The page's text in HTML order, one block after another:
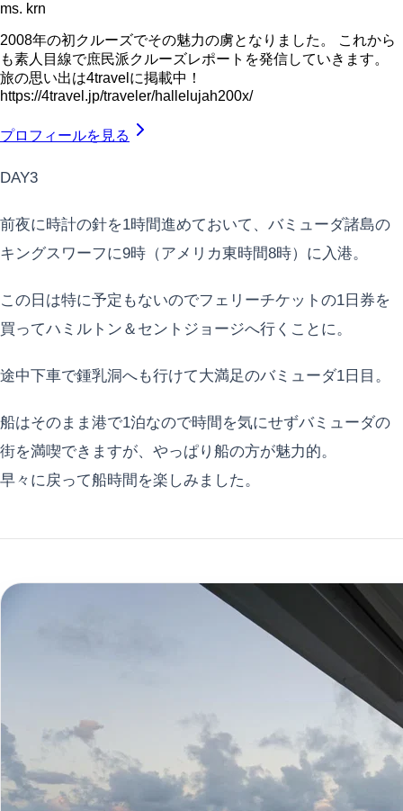
ms. krn
2008年の初クルーズでその魅力の虜となりました。 これから
も素人目線で庶民派クルーズレポートを発信していきます。
旅の思い出は4travelに掲載中！
https://4travel.jp/traveler/hallelujah200x/
プロフィールを見る
DAY3
前夜に時計の針を1時間進めておいて、バミューダ諸島の
キングスワーフに9時（アメリカ東時間8時）に入港。
この日は特に予定もないのでフェリーチケットの1日券を
買ってハミルトン＆セントジョージへ行くことに。
途中下車で鍾乳洞へも行けて大満足のバミューダ1日目。
船はそのまま港で1泊なので時間を気にせずバミューダの
街を満喫できますが、やっぱり船の方が魅力的。
早々に戻って船時間を楽しみました。